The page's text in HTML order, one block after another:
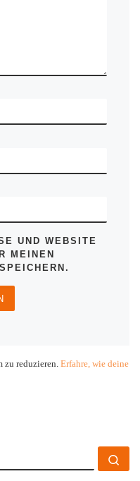
UND WEBSITE
MEINEN
zu reduzieren. Erfahre, wie deine